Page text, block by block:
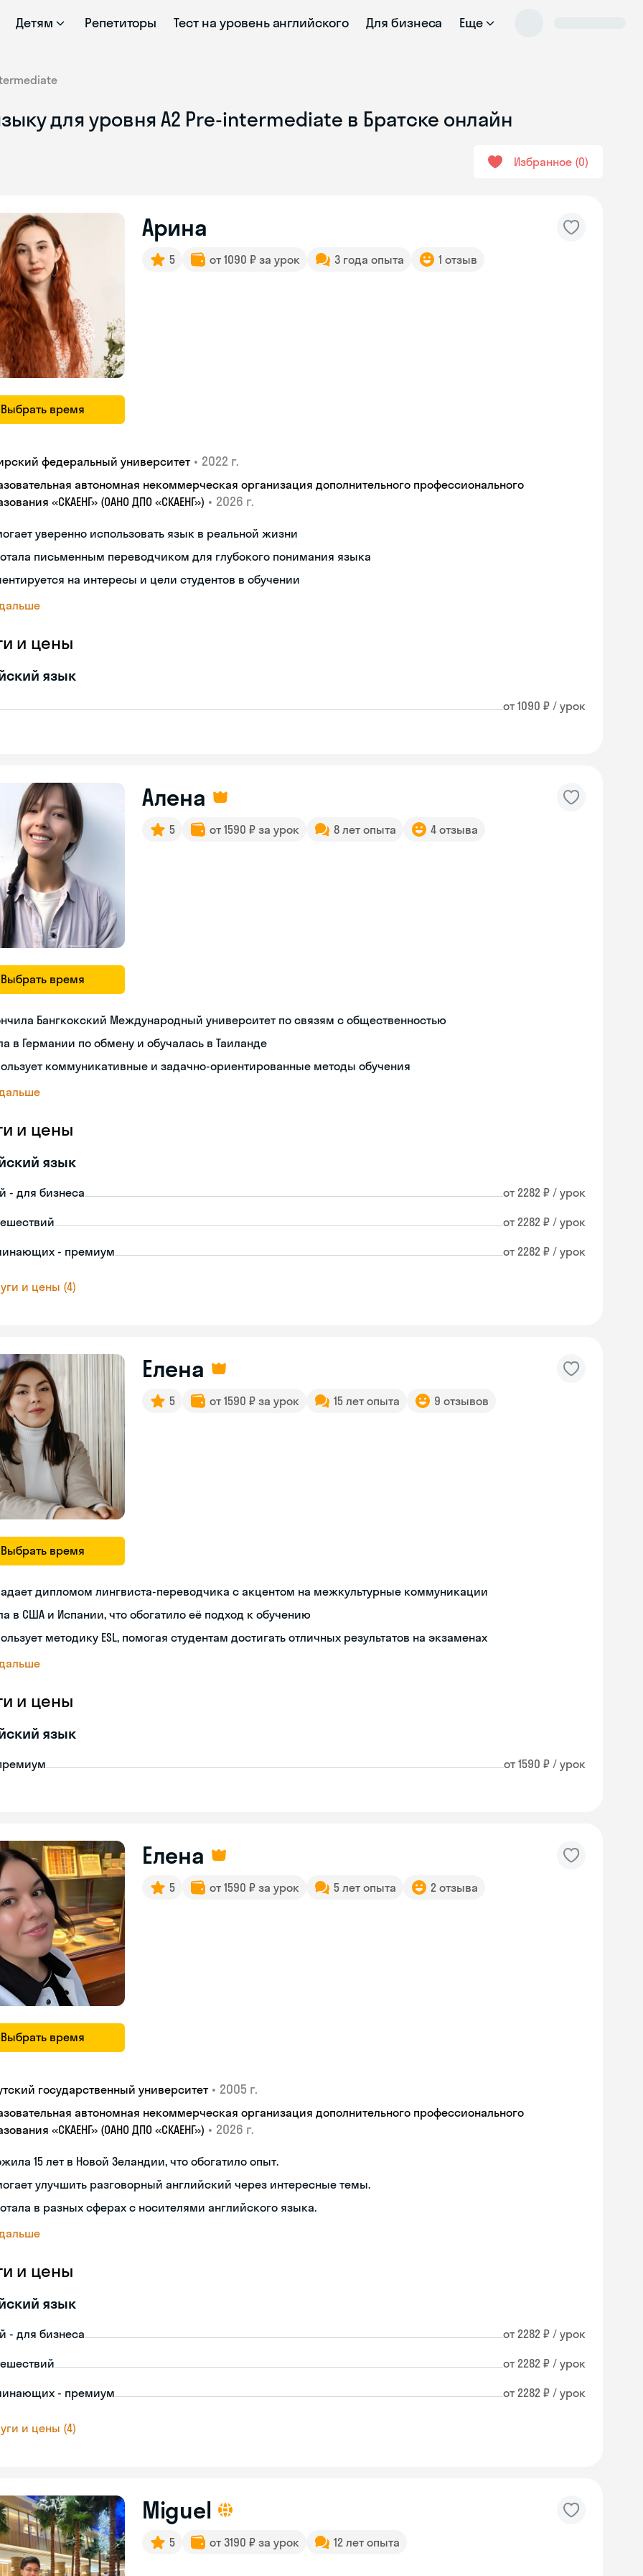
Детям Репетиторы Тест на уровень английского Для бизнеса Еще
для уровня A2 Pre-intermediate в Братске онлайн
Избранное 0
Выбрать время
Арина
5 от 1090 ₽ за урок 3 года опыта 1 отзыв
федеральный университет • 2022 г.
автономная некоммерческая организация дополнительного профессионального
«СКАЕНГ» (ОАНО ДПО «СКАЕНГ») • 2026 г.
уверенно использовать язык в реальной жизни
письменным переводчиком для глубокого понимания языка
на интересы и цели студентов в обучении
и цены
язык
от 1090 ₽ / урок
Выбрать время
Алена
5 от 1590 ₽ за урок 8 лет опыта 4 отзыва
Бангкокский Международный университет по связям с общественностью
в Германии по обмену и обучалась в Таиланде
коммуникативные и задачно-ориентированные методы обучения
и цены
язык
- для бизнеса от 2282 ₽ / урок
от 2282 ₽ / урок
- премиум от 2282 ₽ / урок
и цены (4)
Выбрать время
Елена
5 от 1590 ₽ за урок 15 лет опыта 9 отзывов
дипломом лингвиста-переводчика с акцентом на межкультурные коммуникации
в США и Испании, что обогатило её подход к обучению
методику ESL, помогая студентам достигать отличных результатов на экзаменах
и цены
язык
от 1590 ₽ / урок
Выбрать время
Елена
5 от 1590 ₽ за урок 5 лет опыта 2 отзыва
государственный университет • 2005 г.
автономная некоммерческая организация дополнительного профессионального
«СКАЕНГ» (ОАНО ДПО «СКАЕНГ») • 2026 г.
15 лет в Новой Зеландии, что обогатило опыт.
улучшить разговорный английский через интересные темы.
в разных сферах с носителями английского языка.
и цены
язык
- для бизнеса от 2282 ₽ / урок
от 2282 ₽ / урок
- премиум от 2282 ₽ / урок
и цены (4)
Miguel
5 от 3190 ₽ за урок 12 лет опыта